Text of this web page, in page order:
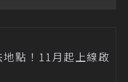
點！11月起上線啟